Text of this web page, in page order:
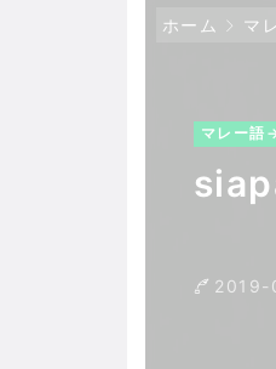
ホーム マ
マレー語
2019-